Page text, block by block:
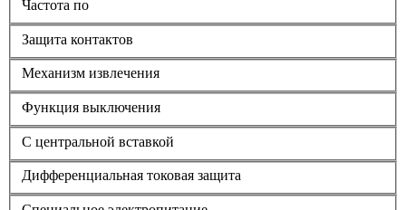
Частота по
Защита контактов
Механизм извлечения
Функция выключения
С центральной вставкой
Дифференциальная токовая защита